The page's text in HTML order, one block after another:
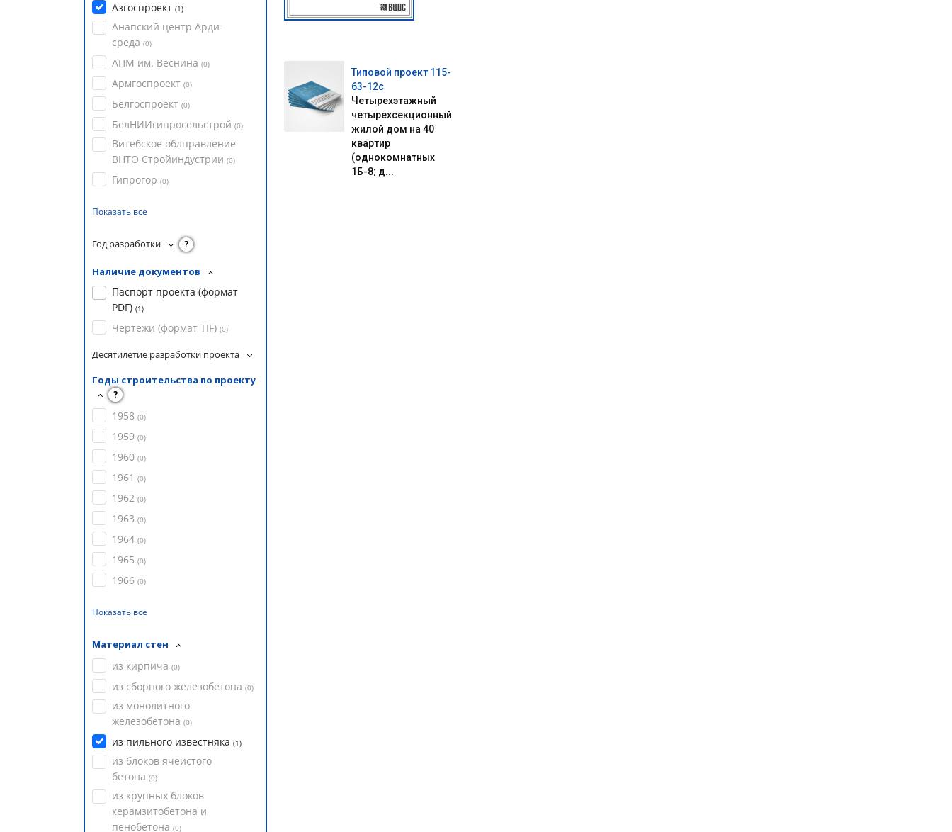
Азгоспроект (1)
Анапский центр Арди-
среда (0)
АПМ им. Веснина (0)
Армгоспроект (0)
Белгоспроект (0)
БелНИИгипросельстрой (0)
Витебское облправление
ВНТО Стройиндустрии (0)
Гипрогор (0)
Показать все
Год разработки ?
Наличие документов
Паспорт проекта (формат
PDF) (1)
Чертежи (формат TIF) (0)
Десятилетие разработки проекта
Годы строительства по проекту
?
1958 (0)
1959 (0)
1960 (0)
1961 (0)
1962 (0)
1963 (0)
1964 (0)
1965 (0)
1966 (0)
Показать все
Материал стен
из кирпича (0)
из сборного железобетона (0)
из монолитного
железобетона (0)
из пильного известняка (1)
из блоков ячеистого
бетона (0)
из крупных блоков
керамзитобетона и
пенобетона (0)
Типовой проект 115-
63-12с
Четырехэтажный
четырехсекционный
жилой дом на 40
квартир
(однокомнатных
1Б-8; д...